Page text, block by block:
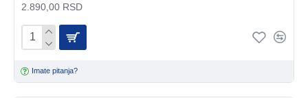
2.890,00 RSD
Imate pitanja?